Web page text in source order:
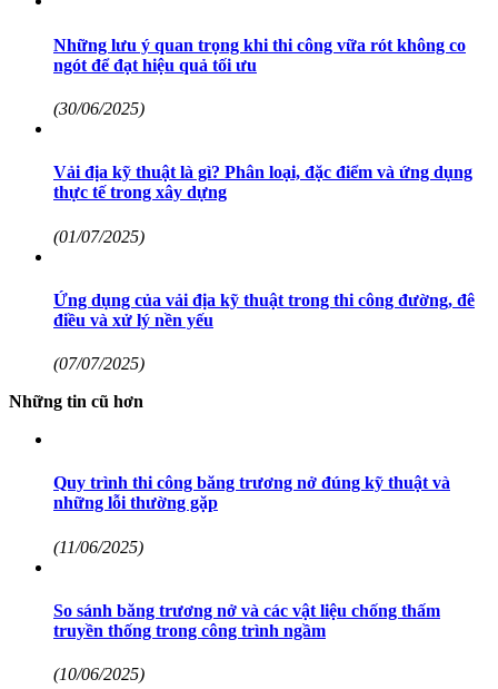
Những lưu ý quan trọng khi thi công vữa rót không co
ngót để đạt hiệu quả tối ưu
(30/06/2025)
Vải địa kỹ thuật là gì? Phân loại, đặc điểm và ứng dụng
thực tế trong xây dựng
(01/07/2025)
Ứng dụng của vải địa kỹ thuật trong thi công đường, đê
điều và xử lý nền yếu
(07/07/2025)
Những tin cũ hơn
Quy trình thi công băng trương nở đúng kỹ thuật và
những lỗi thường gặp
(11/06/2025)
So sánh băng trương nở và các vật liệu chống thấm
truyền thống trong công trình ngầm
(10/06/2025)